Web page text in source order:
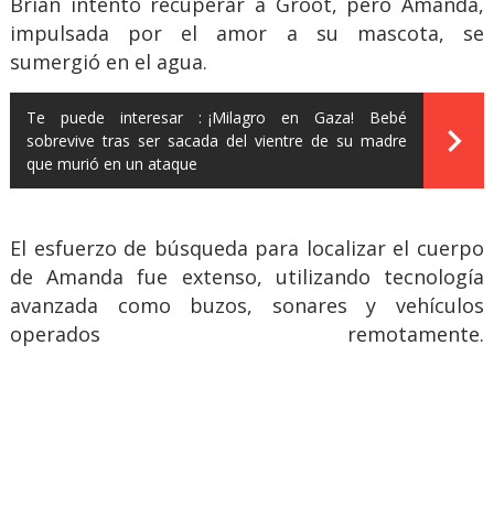
impulsada por el amor a su mascota, se
sumergió en el agua.
Te puede interesar : ¡Milagro en Gaza! Bebé
sobrevive tras ser sacada del vientre de su madre
que murió en un ataque
El esfuerzo de búsqueda para localizar el cuerpo
de Amanda fue extenso, utilizando tecnología
avanzada como buzos, sonares y vehículos
operados remotamente.